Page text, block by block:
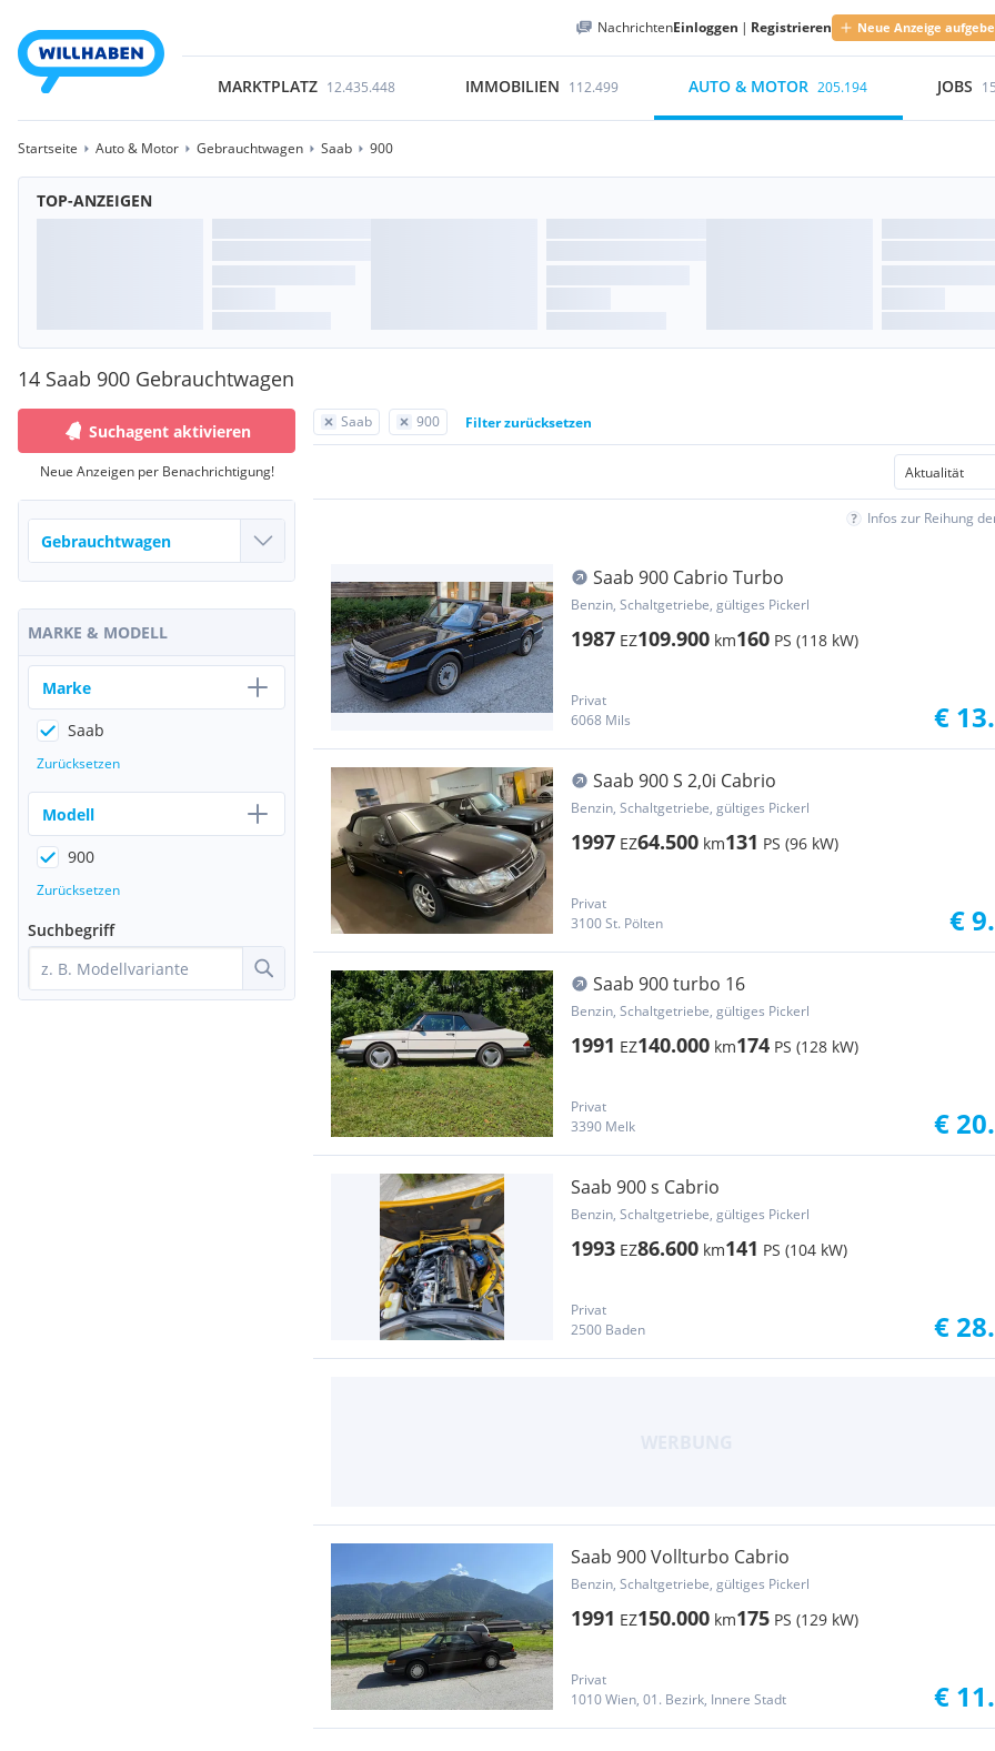
NachrichtenEinloggen | Registrieren Neue Anzeige
MARKTPLATZ 12.435.448 IMMOBILIEN 112.499 AUTO & MOTOR 205.194 JOBS
Startseite Auto & Motor Gebrauchtwagen Saab 900
TOP-ANZEIGEN
14 Saab 900 Gebrauchtwagen
Saab 900 Filter zurücksetzen
Infos zur Reihung
Saab 900 Cabrio Turbo
Benzin, Schaltgetriebe, gültiges Pickerl
1987 EZ109.900 km160 PS (118 kW)
Privat
6068 Mils
€
Saab 900 S 2,0i Cabrio
Benzin, Schaltgetriebe, gültiges Pickerl
1997 EZ64.500 km131 PS (96 kW)
Privat
3100 St. Pölten
€
Saab 900 turbo 16
Benzin, Schaltgetriebe, gültiges Pickerl
1991 EZ140.000 km174 PS (128 kW)
Privat
3390 Melk
€
Saab 900 s Cabrio
Benzin, Schaltgetriebe, gültiges Pickerl
1993 EZ86.600 km141 PS (104 kW)
Privat
2500 Baden
€
Saab 900 Vollturbo Cabrio
Benzin, Schaltgetriebe, gültiges Pickerl
1991 EZ150.000 km175 PS (129 kW)
Privat
1010 Wien, 01. Bezirk, Innere Stadt
€
Suchagent aktivieren
Neue Anzeigen per Benachrichtigung!
MARKE & MODELL
Marke
Saab
Zurücksetzen
Modell
900
Zurücksetzen
Suchbegriff